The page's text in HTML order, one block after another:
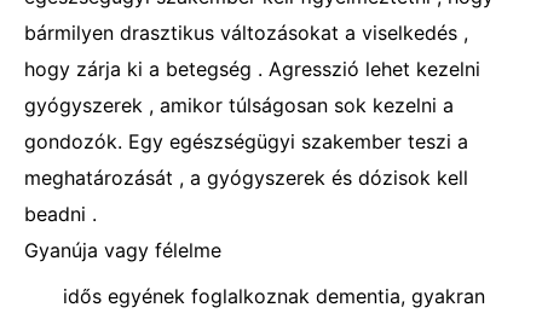
bármilyen drasztikus változásokat a viselkedés ,
hogy zárja ki a betegség . Agresszió lehet kezelni
gyógyszerek , amikor túlságosan sok kezelni a
gondozók. Egy egészségügyi szakember teszi a
meghatározását , a gyógyszerek és dózisok kell
beadni .
Gyanúja vagy félelme
idős egyének foglalkoznak dementia, gyakran